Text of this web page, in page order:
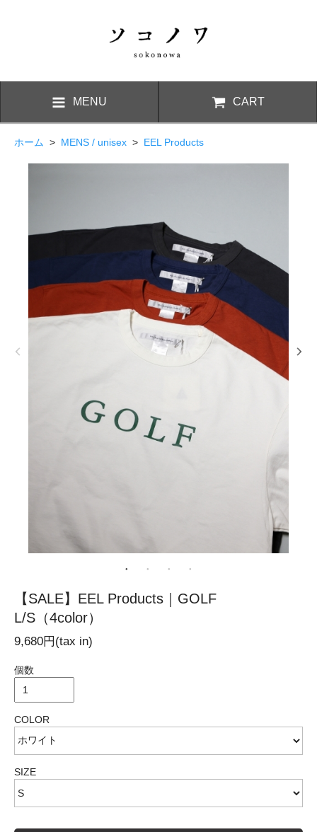
MENU CART
ホーム > MENS / unisex > EEL Products
【SALE】EEL Products｜GOLF
L/S（4color）
9,680円(tax in)
個数
COLOR
SIZE